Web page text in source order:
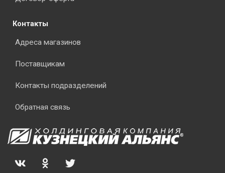
Контакты
Адреса магазинов
Поставщикам
Контакты подразделений
Обратная связь